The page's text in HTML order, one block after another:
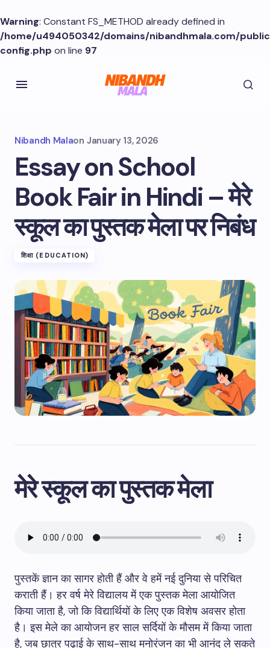
Warning: Constant FS_METHOD already defined in
/home/u494050342/domains/nibandhmala.com/
config.php on line 97
Nibandh Malaon January 13, 2026
Essay on School
Book Fair in Hindi – मेरे
स्कूल का पुस्तक मेला पर निबंध
शिक्षा (EDUCATION)
मेरे स्कूल का पुस्तक मेला
पुस्तकें ज्ञान का सागर होती हैं और वे हमें नई दुनिया से परिचित
कराती हैं। हर वर्ष मेरे विद्यालय में एक पुस्तक मेला आयोजित
किया जाता है, जो कि विद्यार्थियों के लिए एक विशेष अवसर होता
है। इस मेले का आयोजन हर साल सर्दियों के मौसम में किया जाता
है, जब छात्र पढ़ाई के साथ-साथ मनोरंजन का भी आनंद ले सकते